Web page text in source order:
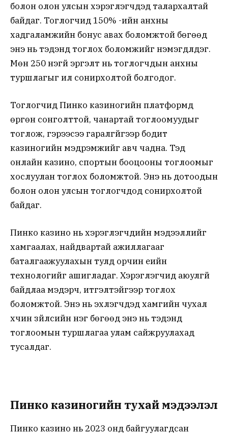
болон олон улсын хэрэглэгчдэд талархалтай
байдаг. Тоглогчид 150% -ийн анхны
хадгаламжийн бонус авах боломжтой бөгөөд
энэ нь тэдэнд тоглох боломжийг нэмэгдүүлдэг.
Мөн 250 үнэгүй эргэлт нь тоглогчдын анхны
туршлагыг илүү сонирхолтой болгодог.
Тоглогчид Пинко казиногийн платформд
өргөн сонголттой, чанартай тоглоомуудыг
тоглож, гэрээсээ гаралгүйгээр бодит
казиногийн мэдрэмжийг авч чадна. Тэд
онлайн казино, спортын бооцооны тоглоомыг
хослуулан тоглох боломжтой. Энэ нь дотоодын
болон олон улсын тоглогчдод сонирхолтой
байдаг.
Пинко казино нь хэрэглэгчдийн мэдээллийг
хамгаалах, найдвартай ажиллагааг
баталгаажуулахын тулд орчин үеийн
технологийг ашигладаг. Хэрэглэгчид аюулгүй
байдлаа мэдэрч, итгэлтэйгээр тоглох
боломжтой. Энэ нь эхлэгчдэд хамгийн чухал
хүчин зүйлсийн нэг бөгөөд энэ нь тэдэнд
тоглоомын туршлагаа улам сайжруулахад
тусалдаг.
Пинко казиногийн тухай мэдээлэл
Пинко казино нь 2023 онд байгуулагдсан